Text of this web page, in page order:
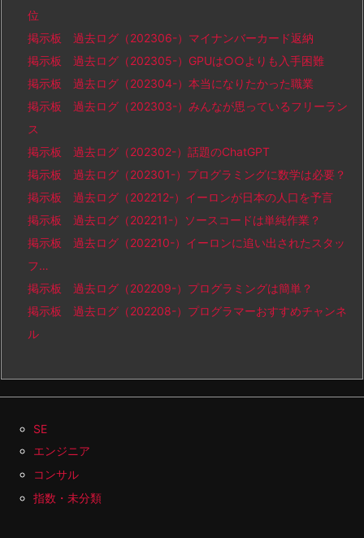
位
掲示板 過去ログ（202306-）マイナンバーカード返納
掲示板 過去ログ（202305-）GPUは○○よりも入手困難
掲示板 過去ログ（202304-）本当になりたかった職業
掲示板 過去ログ（202303-）みんなが思っているフリーラン
ス
掲示板 過去ログ（202302-）話題のChatGPT
掲示板 過去ログ（202301-）プログラミングに数学は必要？
掲示板 過去ログ（202212-）イーロンが日本の人口を予言
掲示板 過去ログ（202211-）ソースコードは単純作業？
掲示板 過去ログ（202210-）イーロンに追い出されたスタッ
フ…
掲示板 過去ログ（202209-）プログラミングは簡単？
掲示板 過去ログ（202208-）プログラマーおすすめチャンネ
ル
SE
エンジニア
コンサル
指数・未分類